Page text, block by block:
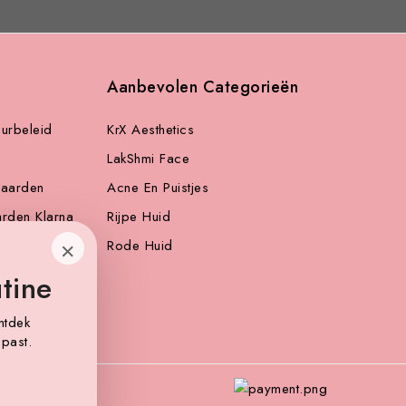
Klarna
Aanbevolen Categorieën
KrX Aesthetics
LakShmi Face
Acne En Puistjes
Rijpe Huid
Rode Huid
×